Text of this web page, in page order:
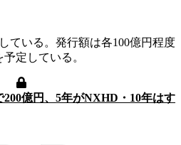
ている。発行額は各100億円程度
定している。
億円、5年がNXHD・10年はす